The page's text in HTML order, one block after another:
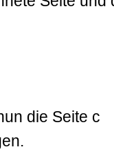
die Seite c